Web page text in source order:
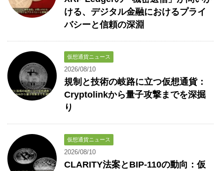
ける、デジタル金融におけるプライ
バシーと信頼の深淵
仮想通貨ニュース
2026/08/10
規制と技術の岐路に立つ仮想通貨：
Cryptolinkから量子攻撃までを深掘
り
仮想通貨ニュース
2026/08/10
CLARITY法案とBIP-110の動向：仮